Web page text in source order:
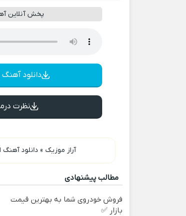
پخش آنلاین
دانلود آهنگ
نظرت
آراز موزیک » دانلود آهنگ
مطالب پیشنهادی
فروش خودروی شما به بهترین قیمت
بازار ✅